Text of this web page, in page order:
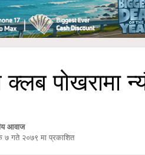
पोखरामा
आवाज
७ गते २०७९ मा प्रकाशित